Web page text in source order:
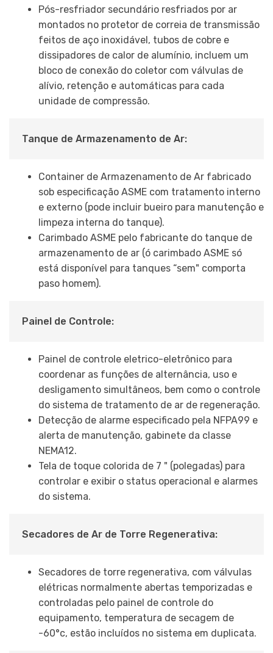
Pós-resfriador secundário resfriados por ar
montados no protetor de correia de transmissão
feitos de aço inoxidável, tubos de cobre e
dissipadores de calor de alumínio, incluem um
bloco de conexão do coletor com válvulas de
alívio, retenção e automáticas para cada
unidade de compressão.
Tanque de Armazenamento de Ar:
Container de Armazenamento de Ar fabricado
sob especificação ASME com tratamento interno
e externo (pode incluir bueiro para manutenção e
limpeza interna do tanque).
Carimbado ASME pelo fabricante do tanque de
armazenamento de ar (ó carimbado ASME só
está disponível para tanques “sem" comporta
paso homem).
Painel de Controle:
Painel de controle eletrico-eletrônico para
coordenar as funções de alternância, uso e
desligamento simultâneos, bem como o controle
do sistema de tratamento de ar de regeneração.
Detecção de alarme especificado pela NFPA99 e
alerta de manutenção, gabinete da classe
NEMA12.
Tela de toque colorida de 7 " (polegadas) para
controlar e exibir o status operacional e alarmes
do sistema.
Secadores de Ar de Torre Regenerativa:
Secadores de torre regenerativa, com válvulas
elétricas normalmente abertas temporizadas e
controladas pelo painel de controle do
equipamento, temperatura de secagem de
-60°c, estão incluídos no sistema em duplicata.